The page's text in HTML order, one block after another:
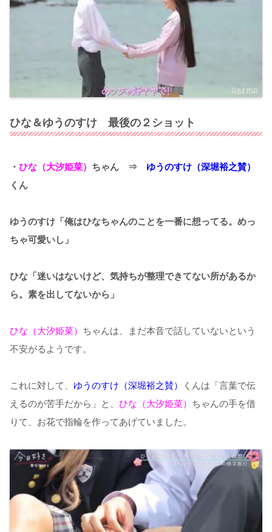
ひな＆ゆうのすけ 最後の２ショット
・ ひな（大汐姫菜） ちゃん ⇒ ゆうのすけ（深堀裕之賛）
くん
ゆうのすけ「俺はひなちゃんのことを一番に想ってる。めっ
ちゃ可愛いし」
ひな「迷いはないけど、気持ちが整理できてない所があるか
ら。素を出してないから」
ひな（大汐姫菜） ちゃんは、まだ本音で話していないという
不安がるようです。
これに対して、 ゆうのすけ（深堀裕之賛）
くんは「言葉で伝
えるのが苦手だから」と、 ひな（大汐姫菜） ちゃんの手を借
りて、お花で指輪を作ってあげていました。